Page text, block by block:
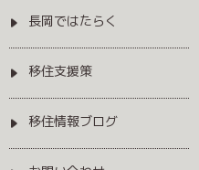
長岡ではたらく
移住支援策
移住情報ブログ